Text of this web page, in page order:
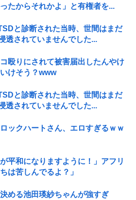
たからそれかよ」と有権者を...
と診断された当時、世間はまだ
透されていませんでした...
殴りにされて被害届出したんやけ
けそう？www
と診断された当時、世間はまだ
透されていませんでした...
ックハートさん、エロすぎるｗｗ
平和になりますように！」アフリ
は苦しんでるよ？」
める池田瑛紗ちゃんが強すぎ